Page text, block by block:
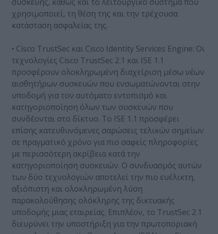
χρησιμοποιεί, τη θέση της και την τρέχουσα
κατάσταση ασφαλείας της.
• Cisco TrustSec και Cisco Identity Services Engine: Οι
τεχνολογίες Cisco TrustSec 2.1 και ISE 1.1
προσφέρουν ολοκληρωμένη διαχείριση μέσω νέων
αισθητήρων συσκευών που ενσωματώνονται στην
υποδομή για τον αυτόματο εντοπισμό και
κατηγοριοποίηση όλων των συσκευών που
συνδέονται στο δίκτυο. Το ISE 1.1 προσφέρει
επίσης κατευθυνόμενες σαρώσεις τελικών σημείων
σε πραγματικό χρόνο για πιο σαφείς πληροφορίες
με περισσότερη ακρίβεια κατά την
κατηγοριοποίηση συσκευών. Ο συνδυασμός αυτών
των δύο τεχνολογιών αποτελεί την πιο ευέλικτη,
αξιόπιστη και ολοκληρωμένη λύση
παρακολούθησης ολόκληρης της δικτυακής
υποδομής μιας εταιρείας. Επιπλέον, το TrustSec 2.1
διευρύνει την υποστήριξη για την πρωτοποριακή